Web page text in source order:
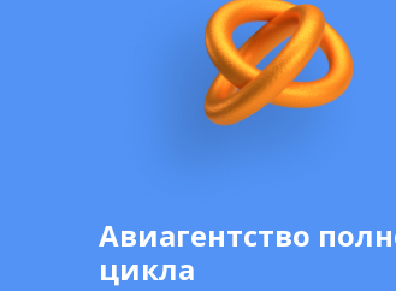
Авиагентство
цикла